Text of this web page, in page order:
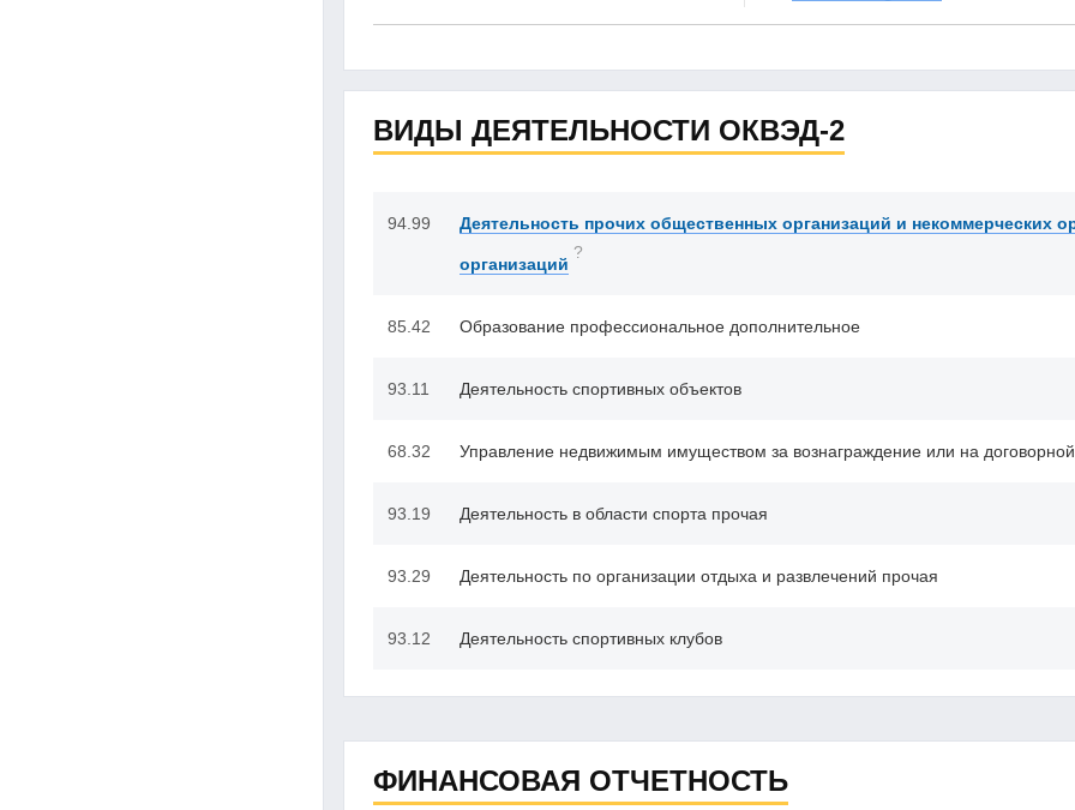
ВИДЫ ДЕЯТЕЛЬНОСТИ ОКВЭД-2
94.99 Деятельность прочих общественных организаций и некоммерческих
организаций
?
85.42 Образование профессиональное дополнительное
93.11 Деятельность спортивных объектов
68.32 Управление недвижимым имуществом за вознаграждение или на
93.19 Деятельность в области спорта прочая
93.29 Деятельность по организации отдыха и развлечений прочая
93.12 Деятельность спортивных клубов
ФИНАНСОВАЯ ОТЧЕТНОСТЬ